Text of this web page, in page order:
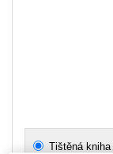
Tištěná kniha